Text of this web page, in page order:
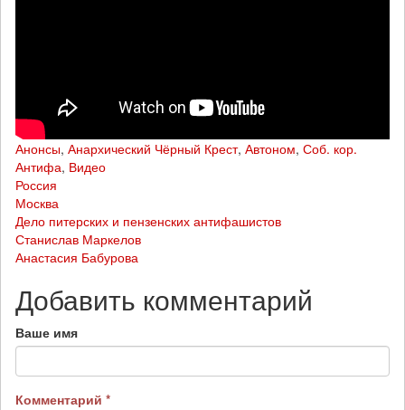
Анонсы, Анархический Чёрный Крест, Автоном, Соб. кор.
Антифа, Видео
Россия
Москва
Дело питерских и пензенских антифашистов
Станислав Маркелов
Анастасия Бабурова
Добавить комментарий
Ваше имя
Комментарий *